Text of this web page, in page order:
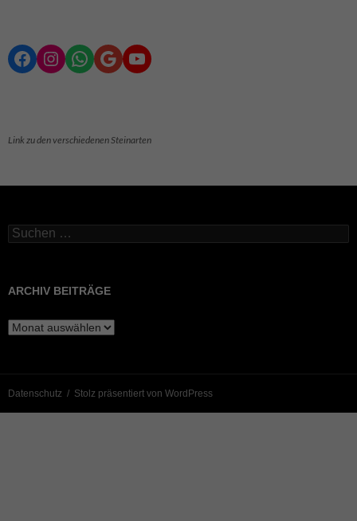
Facebook Instagram WhatsApp Google YouTube
Link zu den verschiedenen Steinarten
Suchen
nach:
ARCHIV BEITRÄGE
Archiv
Beiträge
Datenschutz Stolz präsentiert von WordPress